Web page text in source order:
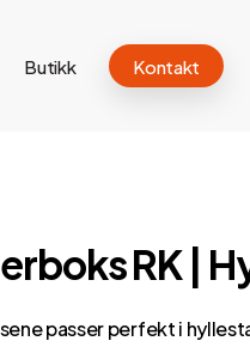
Butikk Kontakt
RK |
passer perfekt i